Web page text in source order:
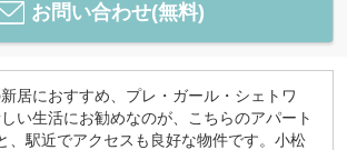
お問い合わせ(無料)
居におすすめ、プレ・ガール・シェトワ
い生活にお勧めなのが、こちらのアパート
、駅近でアクセスも良好な物件です。小松